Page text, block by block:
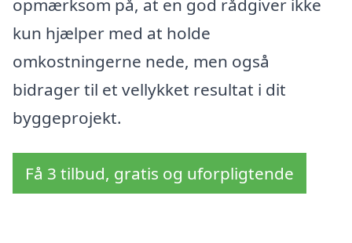
opmærksom på, at en god rådgiver ikke
kun hjælper med at holde
omkostningerne nede, men også
bidrager til et vellykket resultat i dit
byggeprojekt.
Få 3 tilbud, gratis og uforpligtende